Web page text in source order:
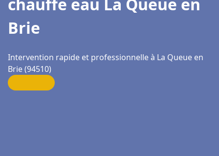
Brie
Intervention rapide et professionnelle à La Queue en
Brie (94510)